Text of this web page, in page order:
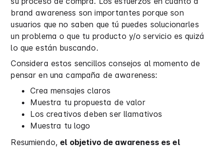
brand awareness son importantes porque son
usuarios que no saben que tú puedes solucionarles
un problema o que tu producto y/o servicio es quizá
lo que están buscando.
Considera estos sencillos consejos al momento de
pensar en una campaña de awareness:
Crea mensajes claros
Muestra tu propuesta de valor
Los creativos deben ser llamativos
Muestra tu logo
Resumiendo, el objetivo de awareness es el